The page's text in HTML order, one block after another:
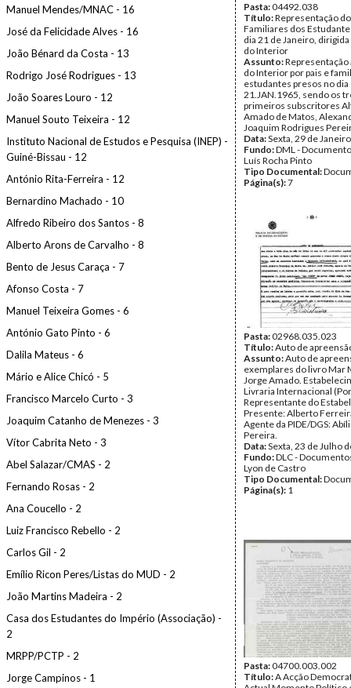
Manuel Mendes/MNAC - 16
José da Felicidade Alves - 16
João Bénard da Costa - 13
Rodrigo José Rodrigues - 13
João Soares Louro - 12
Manuel Souto Teixeira - 12
Instituto Nacional de Estudos e Pesquisa (INEP) -
Guiné-Bissau - 12
António Rita-Ferreira - 12
Bernardino Machado - 10
Alfredo Ribeiro dos Santos - 8
Alberto Arons de Carvalho - 8
Bento de Jesus Caraça - 7
Afonso Costa - 7
Manuel Teixeira Gomes - 6
António Gato Pinto - 6
Dalila Mateus - 6
Mário e Alice Chicó - 5
Francisco Marcelo Curto - 3
Joaquim Catanho de Menezes - 3
Vítor Cabrita Neto - 3
Abel Salazar/CMAS - 2
Fernando Rosas - 2
Ana Coucello - 2
Luiz Francisco Rebello - 2
Carlos Gil - 2
Emílio Ricon Peres/Listas do MUD - 2
João Martins Madeira - 2
Casa dos Estudantes do Império (Associação) -
2
MRPP/PCTP - 2
Jorge Campinos - 1
Pasta:04492.038
Título:Representação
Familiares dos
dia 21 de Janeiro,
do Interior
Assunto:
do Interior por pais e
estudantes presos no dia
21.JAN.1965, sendo os
primeiros subscritores
Amado de Matos,
Joaquim Rodrigues
Data:Sexta, 29 de
Fundo:DML -
Luís Rocha Pinto
Tipo Documental:
Página(s):7
Pasta:02968.035.023
Título:Auto de
Assunto:Auto de
exemplares do livro Mar
Jorge Amado.
Livraria Internacional
Representante do
Presente: Alberto
Agente da PIDE/DGS:
Pereira.
Data:Sexta, 23 de Julho
Fundo:DLC -
Lyon de Castro
Tipo Documental:
Página(s): 1
Pasta:04700.003.002
Título:A Acção